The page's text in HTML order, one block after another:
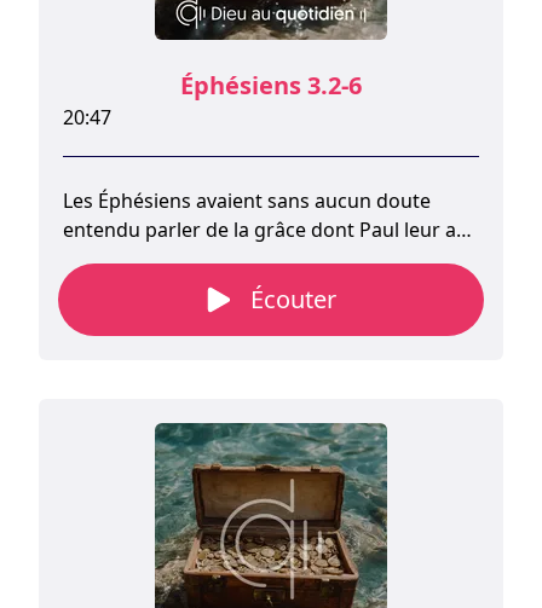
Éphésiens 3.2-6
20:47
Les Éphésiens avaient sans aucun doute
entendu parler de la grâce dont Paul leur a
fait part. Faire part au monde que la grâce de
Dieu a été accordée aux non-Juifs, est la
responsabilité que Dieu a confiée à Paul, qui
chrétiens d'Éphèse connaissent déjà son
témoignage. Il avait exercé son ministère
auprès de cette assemblée pendant trois
ans. Ils connaissaient bien son histoire.
Écouter